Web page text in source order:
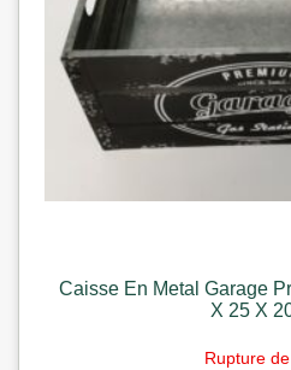
Caisse En Metal Garage
X 25 X
Rupture